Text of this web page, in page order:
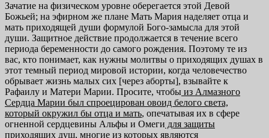
Зачатие на физическом уровне оберегается этой Девой
Божьей; на эфирном же плане Мать Мария наделяет отца и
мать приходящей души формулой Бого-замысла для этой
души. Защитное действие продолжается в течение всего
периода беременности до самого рождения. Поэтому те из
вас, кто понимает, как нужны молитвы о приходящих душах в
этот темный период мировой истории, когда человечество
обрывает жизнь малых сих [через аборты], взывайте к
Рафаилу и Матери Марии. Просите, чтобы из Алмазного
Сердца Марии был спроецирован овоид белого света,
который окружил бы отца и мать, опечатывая их в сфере
огненной сердцевины Альфы и Омеги для защиты
приходящих душ, многие из которых являются